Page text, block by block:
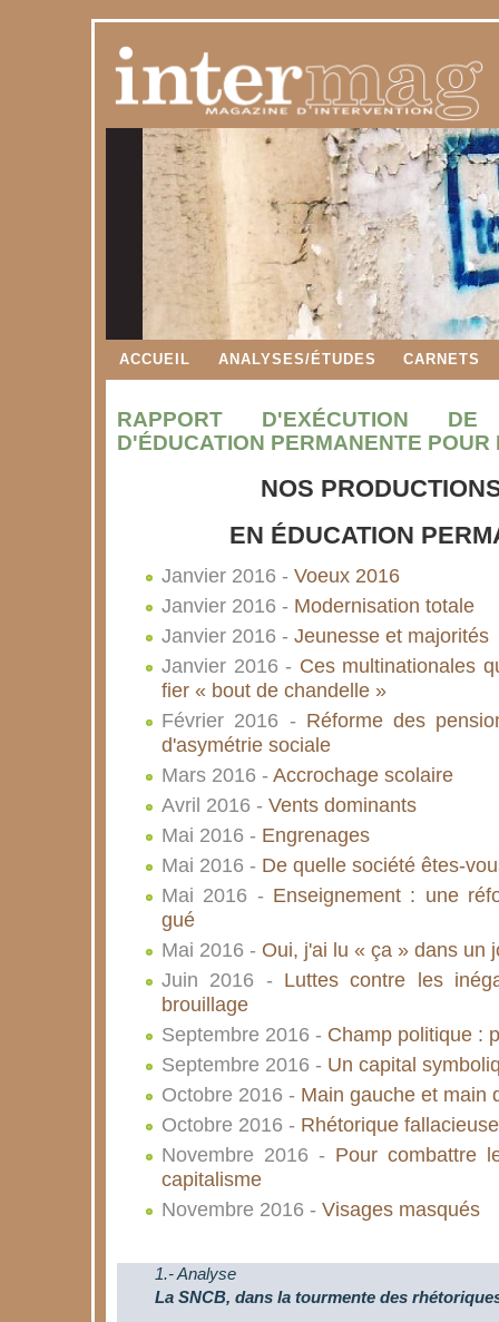
ACCUEIL ANALYSES/ÉTUDES CARNETS
RAPPORT D'EXÉCUTION
D'ÉDUCATION PERMANENTE
NOS
EN ÉDUCATION
Janvier 2016 - Voeux 2016
Janvier 2016 - Modernisation totale
Janvier 2016 - Jeunesse et majorités
Janvier 2016 - Ces multinationales
fier « bout de chandelle »
Février 2016 - Réforme des
d'asymétrie sociale
Mars 2016 - Accrochage scolaire
Avril 2016 - Vents dominants
Mai 2016 - Engrenages
Mai 2016 - De quelle société êtes-
Mai 2016 - Enseignement : une
gué
Mai 2016 - Oui, j'ai lu « ça » dans un
Juin 2016 - Luttes contre les
brouillage
Septembre 2016 - Champ politique :
Septembre 2016 - Un capital
Octobre 2016 - Main gauche et main
Octobre 2016 - Rhétorique
Novembre 2016 - Pour combattre
capitalisme
Novembre 2016 - Visages masqués
1.- Analyse
La SNCB, dans la tourmente des